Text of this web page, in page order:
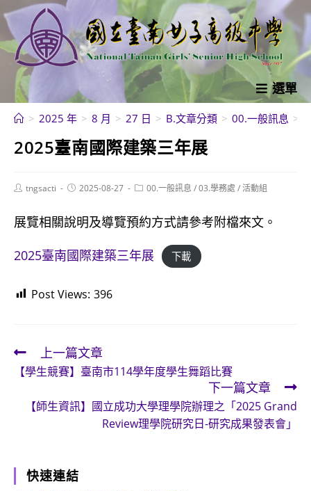
跳
轉
至
內
選單
> 2025 年 > 8 月 > 27 日 > B.文章分類 > 00.一般訊息 >
2025臺南國際建築三年展
Posttngsacti
Post2025-08-27
Post00.一般訊息 /03.學務處 /活動組
展覽相關說明及導覽預約方式請參考附檔來文。
2025臺南國際建築三年展
下載
Post Views: 396
Read
more
articles
上一篇文章
【學生競賽】臺南市114學年度學生舞蹈比賽
下一篇文章
【師生資訊】國立成功大學理學院辦理之「2025 Grand
Review理學院研究日-研究成果發表會」
快速連結